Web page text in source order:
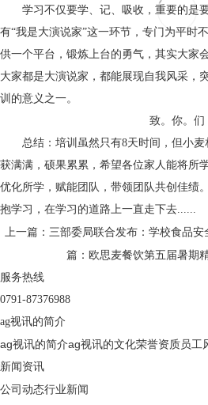
学习不仅要学、记、吸收，重要的是
有“我是大演说家”这一环节，专门为平时
供一个平台，锻炼上台的勇气，其实大家
大家都是大演说家，都能展现自我风采，
训的意义之一。
致。你。们
总结：培训虽然只有8天时间，但小
获满满，硕果累累，希望各位家人能将所
优化所学，赋能团队，带领团队共创佳绩
抱学习，在学习的道路上一直走下去......
上一篇：三部委局联合发布：学校食品
篇：欧思麦餐饮第五届暑期
服务热线
0791-87376988
ag视讯的简介
ag视讯的简介ag视讯的文化荣誉资质员工
新闻资讯
公司动态行业新闻